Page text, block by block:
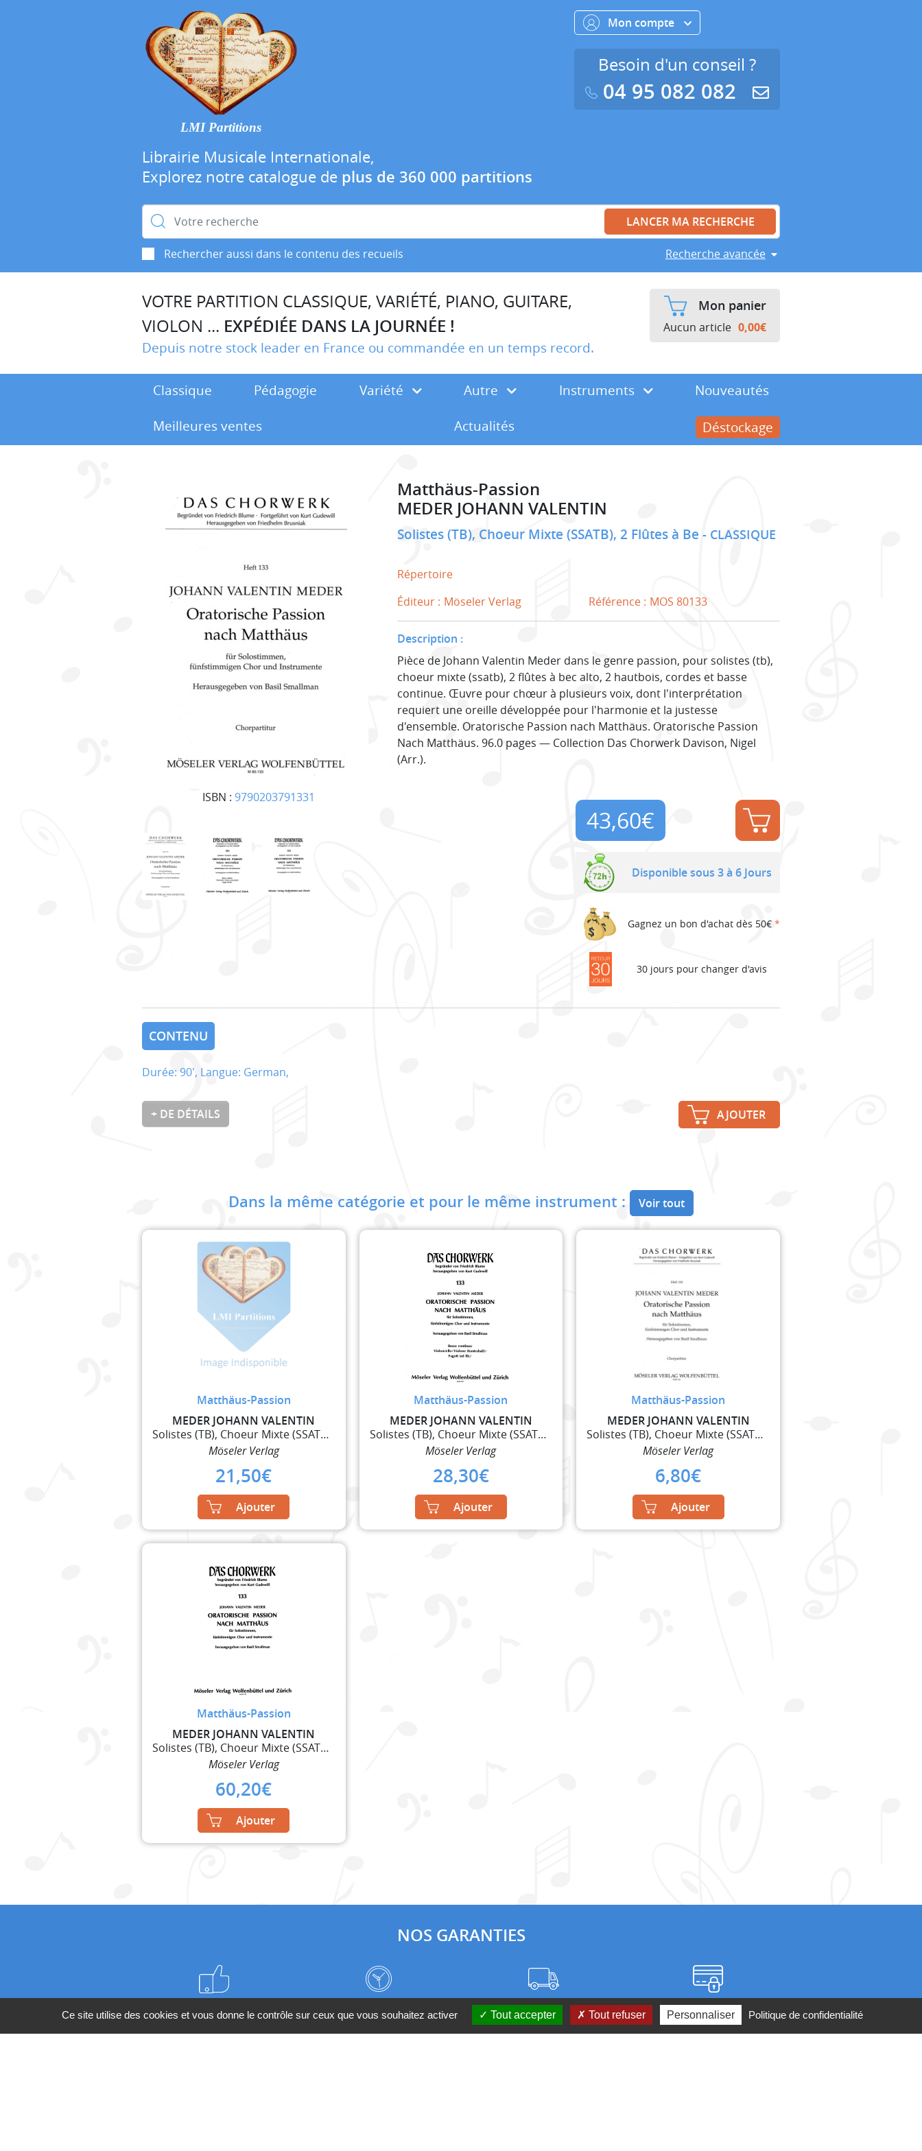
LMI Partitions
Librairie Musicale Internationale,
Explorez notre catalogue de plus de 360 000 partitions
Rechercher :
Rechercher aussi dans le contenu des recueils Recherche avancée
Mon compte
Besoin d'un conseil ?
04 95 082 082
VOTRE PARTITION CLASSIQUE, VARIÉTÉ, PIANO, GUITARE,
VIOLON ... EXPÉDIÉE DANS LA JOURNÉE !
Depuis notre stock leader en France ou commandée en un temps record.
Mon panier
Aucun article 0,00€
Classique Pédagogie Variété Autre Instruments
Nouveautés
Meilleures ventes
Actualités Déstockage
ISBN : 9790203791331
Matthäus-Passion
MEDER JOHANN VALENTIN
Solistes (TB), Choeur Mixte (SSATB), 2 Flûtes à Be CLASSIQUE
Répertoire
Éditeur : Möseler Verlag Référence : MOS 80133
Description :
Pièce de Johann Valentin Meder dans le genre passion, pour solistes (tb),
choeur mixte (ssatb), 2 flûtes à bec alto, 2 hautbois, cordes et basse
continue. Œuvre pour chœur à plusieurs voix, dont l'interprétation
requiert une oreille développée pour l'harmonie et la justesse
d'ensemble. Oratorische Passion nach Matthäus. Oratorische Passion
Nach Matthäus. 96.0 pages — Collection Das Chorwerk Davison, Nigel
(Arr.).
43,60€
Disponible sous 3 à 6 Jours
Gagnez un bon d'achat dès 50€ *
30 jours pour changer d'avis
CONTENU
Durée: 90', Langue: German,
+ DE DÉTAILS AJOUTER
Dans la même catégorie et pour le même instrument : Voir tout
Matthäus-Passion
MEDER JOHANN VALENTIN
Solistes (TB), Choeur Mixte (SSATB), 2 Flûtes à Be
Möseler Verlag
21,50€
Ajouter
Matthäus-Passion
MEDER JOHANN VALENTIN
Solistes (TB), Choeur Mixte (SSATB), 2 Flûtes à Be
Möseler Verlag
28,30€
Ajouter
Matthäus-Passion
MEDER JOHANN VALENTIN
Solistes (TB), Choeur Mixte (SSATB), 2 Flûtes à Be
Möseler Verlag
6,80€
Ajouter
Matthäus-Passion
MEDER JOHANN VALENTIN
Solistes (TB), Choeur Mixte (SSATB), 2 Flûtes à Be
Möseler Verlag
60,20€
Ajouter
NOS GARANTIES
Meilleurs prix du web Frais de port à prix coûtant Paiement sécurisé
Ce site utilise des cookies et vous donne le contrôle sur ceux que vous souhaitez activer Tout accepter Tout refuser Personnaliser Politique de confidentialité